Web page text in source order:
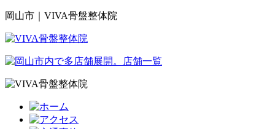
岡山市｜VIVA骨盤整体院